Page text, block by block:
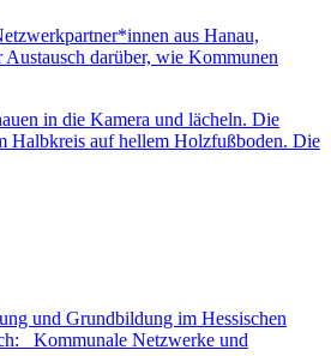
aus Hanau,
darüber, wie Kommunen
und Grundbildung im Hessischen
Kommunale Netzwerke und